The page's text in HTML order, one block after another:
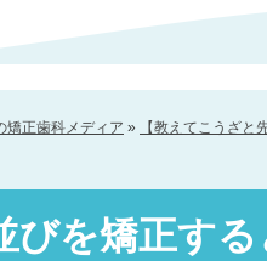
矯正歯科メディア » 【教えてこうざと
びを矯正す